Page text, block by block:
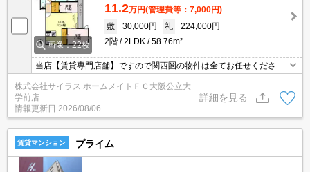
画像：22枚
11.2万円(管理費等：7,000円)
敷
30,000円 礼
224,000円
2階
2LDK 58.76m²
当店【賃貸専門店舗】ですので関西圏の物件は全てお任せくださ
い！どこにある物件でも当店までお気軽にお問い合わせくださいま
せ♪初期費用がご心配な方はクレジット決済が可能ですので安心して
お部屋探し頂けます。
株式会社サイラス ホームメイトＦＣ大阪公立大
学前店
情報更新日 2026/08/06
詳細を見る
賃貸マンション プライム